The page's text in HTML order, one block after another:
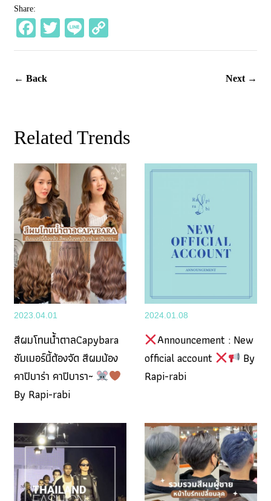
Share:
Fa
ce
ok
T
wi
Li
ne op
← Back Next →
Related Trends
2023.04.01
สีผมโทนน้ำตาลCapybara
ซัมเมอร์นี้ต้องจัด สีผมน้อง
คาปิบาร่า คาปิบารา~
By Rapi-rabi
2024.01.08
Announcement : New
official account
By
Rapi-rabi